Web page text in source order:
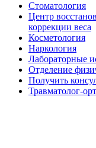
Стоматология
Центр
коррекции веса
Косметология
Наркология
Лабораторные
Отделение
Получить
Травматолог-